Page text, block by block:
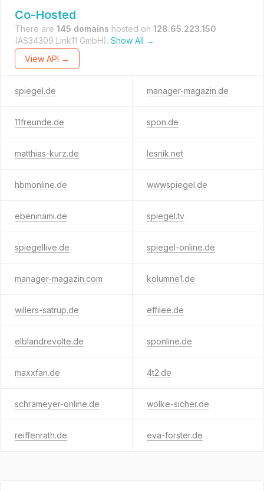
Co-Hosted
There are 145 domains hosted on 128.65.223.150
(AS34309 Link11 GmbH). Show All →
View API →
spiegel.de manager-magazin.de
11freunde.de spon.de
matthias-kurz.de lesnik.net
hbmonline.de wwwspiegel.de
ebeninami.de spiegel.tv
spiegellive.de spiegel-online.de
manager-magazin.com kolumne1.de
willers-satrup.de effilee.de
elblandrevolte.de sponline.de
maxxfan.de 4t2.de
schrameyer-online.de wolke-sicher.de
reiffenrath.de eva-forster.de